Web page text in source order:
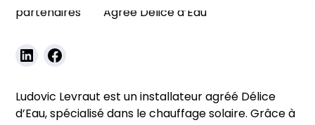
partenaires
Agréé Délice d’Eau
Ludovic Levraut est un installateur agréé Délice
d’Eau, spécialisé dans le chauffage solaire. Grâce à